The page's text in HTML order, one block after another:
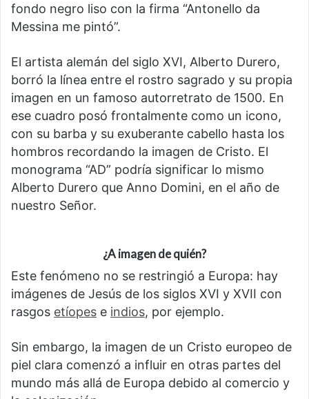
fondo negro liso con la firma “Antonello da
Messina me pintó”.
El artista alemán del siglo XVI, Alberto Durero,
borró la línea entre el rostro sagrado y su propia
imagen en un famoso autorretrato de 1500. En
ese cuadro posó frontalmente como un icono,
con su barba y su exuberante cabello hasta los
hombros recordando la imagen de Cristo. El
monograma “AD” podría significar lo mismo
Alberto Durero que Anno Domini, en el año de
nuestro Señor.
¿A imagen de quién?
Este fenómeno no se restringió a Europa: hay
imágenes de Jesús de los siglos XVI y XVII con
rasgos etíopes e indios, por ejemplo.
Sin embargo, la imagen de un Cristo europeo de
piel clara comenzó a influir en otras partes del
mundo más allá de Europa debido al comercio y